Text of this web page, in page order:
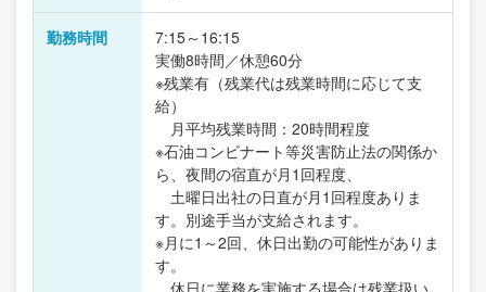
勤務時間
7:15～16:15
実働8時間／休憩60分
※残業有（残業代は残業時間に応じて支
給）
月平均残業時間：20時間程度
※石油コンビナート等災害防止法の関係か
ら、夜間の宿直が月1回程度、
土曜日出社の日直が月1回程度ありま
す。別途手当が支給されます。
※月に1～2回、休日出勤の可能性がありま
す。
休日に業務を実施する場合は残業扱い